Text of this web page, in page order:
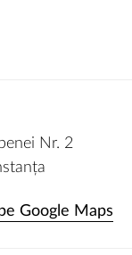
Nr. 2
Google Maps